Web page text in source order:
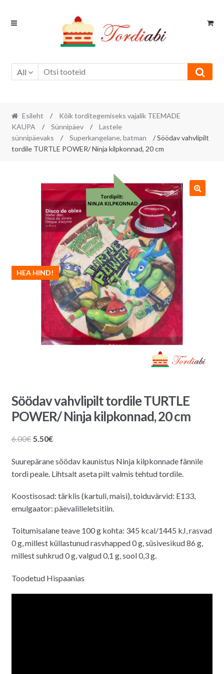
Skip
Skip
All
Esileht /
Kõik torditegemiseks vajalik TEEMADE
KAUPA
/ Sünnipäev /
Lastele
sünnipäevaks
/ Superkangelane, batman
/ Söödav vahvlipilt
tordile TURTLE POWER/ Ninja kilpkonnad, 20 cm
HEA HIND!
Söödav vahvlipilt tordile TURTLE
POWER/ Ninja kilpkonnad, 20 cm
6.00€ Algne
oli:
6.00€.
5.50€Praegune
on:
5.50€.
Suurepärane söödav kaunistus Ninja kilpkonnade fännile
tordi peale. Lihtsalt aseta pilt valmis tehtud tordile.
Koostisosad: tärklis (kartuli, maisi), toiduvärvid: E133,
emulgaator: päevalilleletsitiin.
Toitumisalane teave 100 g kohta: 345 kcal/1445 kJ, rasvad
0 g, millest küllastunud rasvhapped 0 g, süsivesikud 86 g,
millest suhkrud 0 g, valgud 0,1 g, sool 0,3 g.
Toodetud Hispaanias